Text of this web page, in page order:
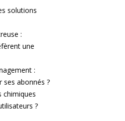
solutions
:
une
:
ses abonnés ?
chimiques
?